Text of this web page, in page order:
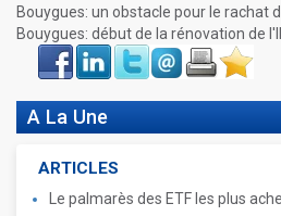
Bouygues: un obstacle pour le rachat
Bouygues: début de la rénovation de
Face
book
LinkIn Twitter Envoyer ImprimerFavoris
A La Une
ARTICLES
Le palmarès des ETF les plus